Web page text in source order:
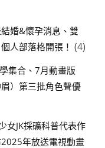
婚&懷孕消息、雙
人部落格開張！ (4)
集合、7月動畫版
）第三批角色聲優
女JK採礦科普代表作
2025年放送電視動畫